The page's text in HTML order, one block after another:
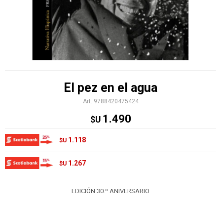
El pez en el agua
9788420475424
$U 1.490
$U 1.118
$U 1.267
EDICIÓN 30.º ANIVERSARIO